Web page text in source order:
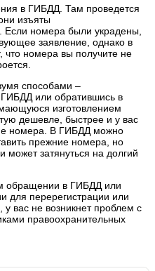
в ГИБДД. Там проведется
изъяты
Если номера были украдены,
заявление, однако в
что номера вы получите не
способами –
или обратившись в
изготовлением
дешевле, быстрее и у вас
номера. В ГИБДД можно
прежние номера, но
может затянуться на долгий
обращении в ГИБДД или
для перерегистрации или
у вас не возникнет проблем с
правоохранительных